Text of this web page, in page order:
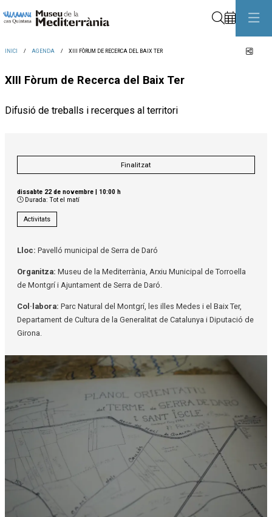
INICI AGENDA XIII FÒRUM DE RECERCA DEL BAIX TER
XIII Fòrum de Recerca del Baix Ter
Difusió de treballs i recerques al territori
Finalitzat
dissabte 22 de novembre | 10:00 h
Durada: Tot el matí
Activitats
Lloc: Pavelló municipal de Serra de Daró
Organitza: Museu de la Mediterrània, Arxiu Municipal de Torroella
de Montgrí i Ajuntament de Serra de Daró.
Col·labora: Parc Natural del Montgrí, les illes Medes i el Baix Ter,
Departament de Cultura de la Generalitat de Catalunya i Diputació de
Girona.